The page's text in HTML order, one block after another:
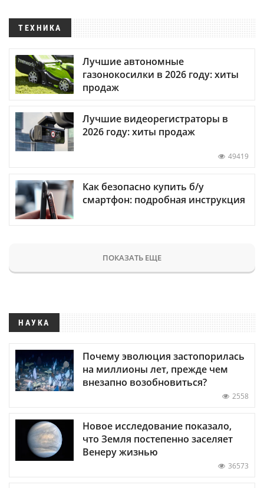
ТЕХНИКА
Лучшие автономные
газонокосилки в 2026 году: хиты
продаж
Лучшие видеорегистраторы в
2026 году: хиты продаж
49419
Как безопасно купить б/у
смартфон: подробная инструкция
ПОКАЗАТЬ ЕЩЕ
НАУКА
Почему эволюция застопорилась
на миллионы лет, прежде чем
внезапно возобновиться?
2558
Новое исследование показало,
что Земля постепенно заселяет
Венеру жизнью
36573